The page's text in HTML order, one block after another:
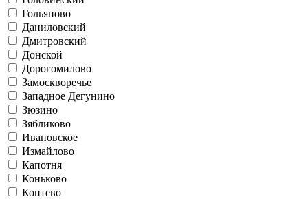
Гольяново
Даниловский
Дмитровский
Донской
Дорогомилово
Замоскворечье
Западное Дегунино
Зюзино
Зябликово
Ивановское
Измайлово
Капотня
Коньково
Коптево